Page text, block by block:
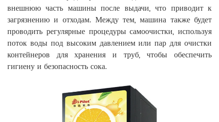
внешнюю часть машины после выдачи, что приводит к
загрязнению и отходам. Между тем, машина также будет
проводить регулярные процедуры самоочистки, используя
поток воды под высоким давлением или пар для очистки
контейнеров для хранения и труб, чтобы обеспечить
гигиену и безопасность сока.